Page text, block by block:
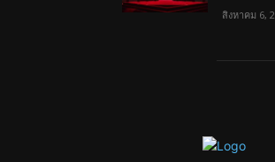
สิงหาคม 6,